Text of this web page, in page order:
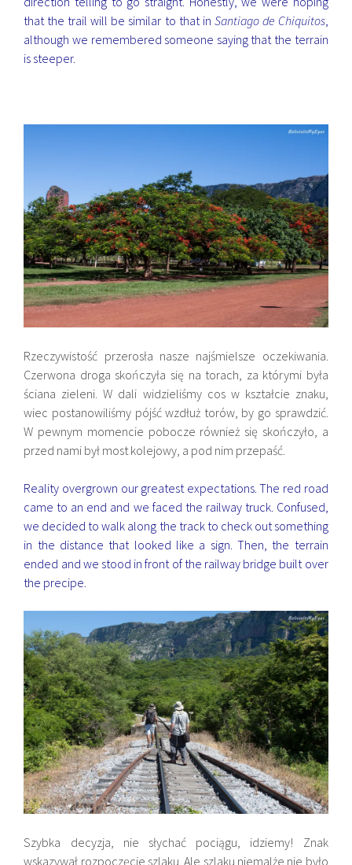
that the trail will be similar to that in Santiago de Chiquitos,
although we remembered someone saying that the terrain
is steeper.
Rzeczywistość przerosła nasze najśmielsze oczekiwania.
Czerwona droga skończyła się na torach, za którymi była
ściana zieleni. W dali widzieliśmy cos w kształcie znaku,
wiec postanowiliśmy pójść wzdłuż torów, by go sprawdzić.
W pewnym momencie pobocze również się skończyło, a
przed nami był most kolejowy, a pod nim przepaść.
Reality overgrown our greatest expectations. The red road
came to an end and we faced the railway truck. Confused,
we decided to walk along the track to check out something
in the distance that looked like a sign. Then, the terrain
ended and we stood in front of the railway bridge built over
the precipe.
Szybka decyzja, nie słychać pociągu, idziemy! Znak
wskazywał rozpoczęcie szlaku. Ale szlaku niemalże nie było